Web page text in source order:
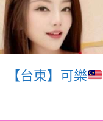
【台東】可樂